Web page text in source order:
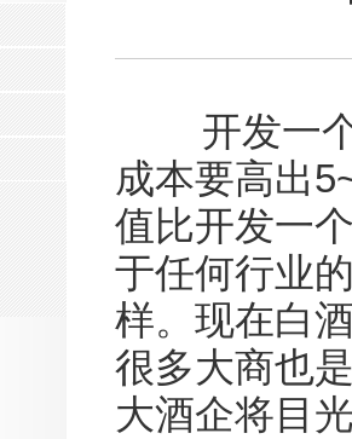
开发一个
成本要高出
值比开发一
于任何行业
样。现在白
很多大商也
大酒企将目